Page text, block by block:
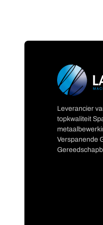
Leverancier
topkwaliteit
Verspanende